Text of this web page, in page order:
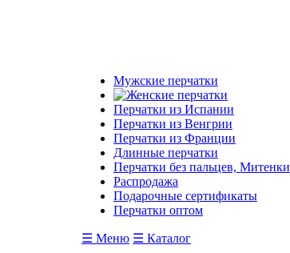
Мужские перчатки
Перчатки из Испании
Перчатки из Венгрии
Перчатки из Франции
Длинные перчатки
Перчатки без пальцев, Митенки
Распродажа
Подарочные сертификаты
Перчатки оптом
☰ Меню ☰ Каталог